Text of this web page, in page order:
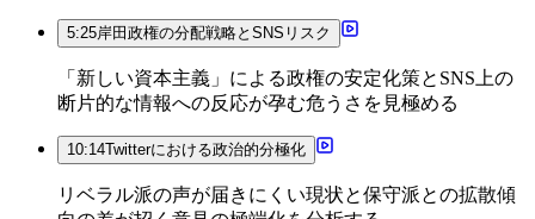
5:25岸田政権の分配戦略とSNSリスク
「新しい資本主義」による政権の安定化策とSNS上の
断片的な情報への反応が孕む危うさを見極める
10:14Twitterにおける政治的分極化
リベラル派の声が届きにくい現状と保守派との拡散傾